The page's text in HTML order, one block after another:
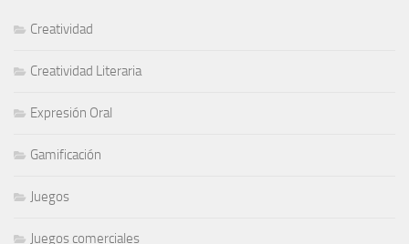
Creatividad
Creatividad Literaria
Expresión Oral
Gamificación
Juegos
Juegos comerciales